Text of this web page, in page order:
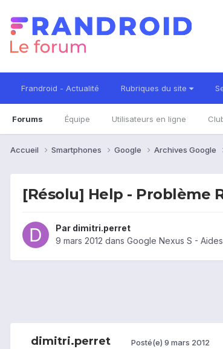
Frandroid - Actualité Rubriques du site
Forums Équipe Utilisateurs en ligne
Accueil Smartphones Google Archives Google
[Résolu] Help - Problème
Par dimitri.perret
9 mars 2012 dans Google Nexus S -
dimitri.perret Posté(e) 9 mars 2012